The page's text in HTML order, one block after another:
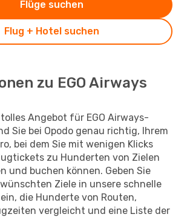
Flug + Hotel suchen
Flüge suchen
zu EGO Airways
Angebot für EGO Airways-
Sie bei Opodo genau richtig, Ihrem
bei dem Sie mit wenigen Klicks
zu Hunderten von Zielen
und buchen können. Geben Sie
Ziele in unsere schnelle
die Hunderte von Routen,
vergleicht und eine Liste der